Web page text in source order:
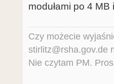
modułami po 4
Czy możecie
stirlitz@rsha.gov.de
Nie czytam PM.